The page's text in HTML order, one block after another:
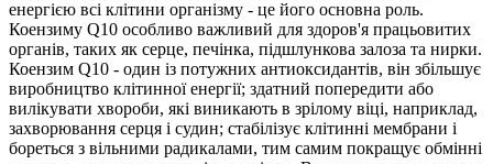
енергією всі клітини організму - це його основна роль.
Коензиму Q10 особливо важливий для здоров'я працьовитих
органів, таких як серце, печінка, підшлункова залоза та нирки.
Коензим Q10 - один із потужних антиоксидантів, він збільшує
виробництво клітинної енергії; здатний попередити або
вилікувати хвороби, які виникають в зрілому віці, наприклад,
захворювання серця і судин; стабілізує клітинні мембрани і
бореться з вільними радикалами, тим самим покращує обмінні